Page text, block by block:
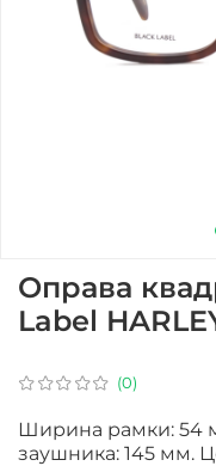
(0)
Оправа
Label
Ширина рамки: 54
заушника: 145 мм.